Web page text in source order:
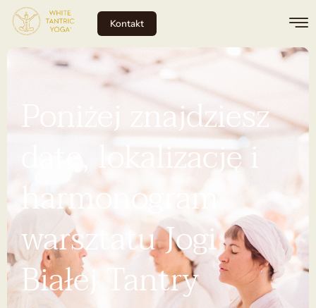
Kontakt
Poniżej znajdziesz
datę, lokalizację i
harmonogram
warsztatu Jogi
Białej Tantry